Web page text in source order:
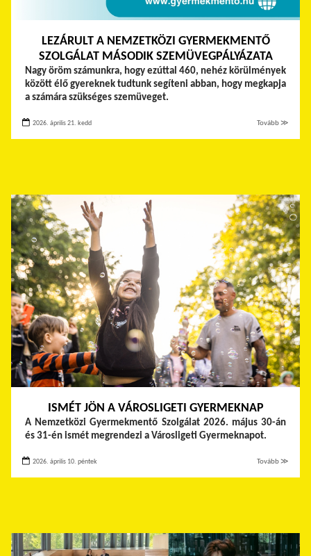
LEZÁRULT A NEMZETKÖZI GYERMEKMENTŐ
SZOLGÁLAT MÁSODIK SZEMÜVEGPÁLYÁZATA
Nagy öröm számunkra, hogy ezúttal 460, nehéz körülmények
között élő gyereknek tudtunk segíteni abban, hogy megkapja
a számára szükséges szemüveget.
2026. április 21. kedd Tovább ≫
ISMÉT JÖN A VÁROSLIGETI GYERMEKNAP
A Nemzetközi Gyermekmentő Szolgálat 2026. május 30-án
és 31-én ismét megrendezi a Városligeti Gyermeknapot.
2026. április 10. péntek Tovább ≫